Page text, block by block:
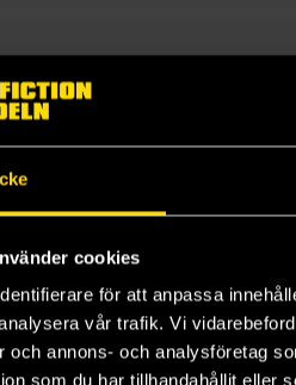
cookies
för att anpassa
vår trafik. Vi
och annons- och analysföretag
som du har tillhandahållit eller
en ny del i serien blir tillgänglig